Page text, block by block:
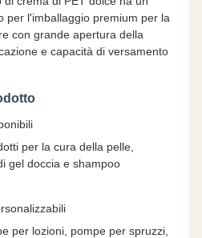
per l'imballaggio premium per la
con grande apertura della
e capacità di versamento
per la cura della pelle,
gel doccia e shampoo
per lozioni, pompe per spruzzi,